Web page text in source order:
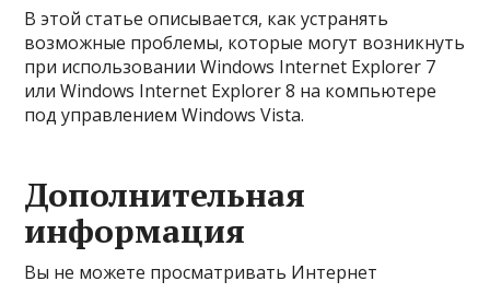
В этой статье описывается, как устранять
возможные проблемы, которые могут возникнуть
при использовании Windows Internet Explorer 7
или Windows Internet Explorer 8 на компьютере
под управлением Windows Vista.
Дополнительная
информация
Вы не можете просматривать Интернет